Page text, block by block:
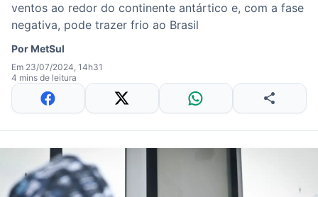
ventos ao redor do continente antártico e, com a fase
negativa, pode trazer frio ao Brasil
Por MetSul
Em 23/07/2024, 14h31
4 mins de leitura